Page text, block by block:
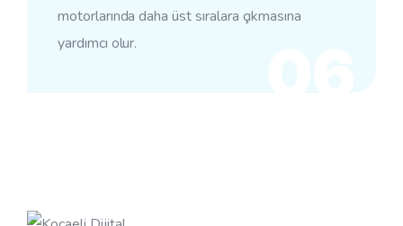
motorlarında daha üst sıralara çıkmasına
yardımcı olur.